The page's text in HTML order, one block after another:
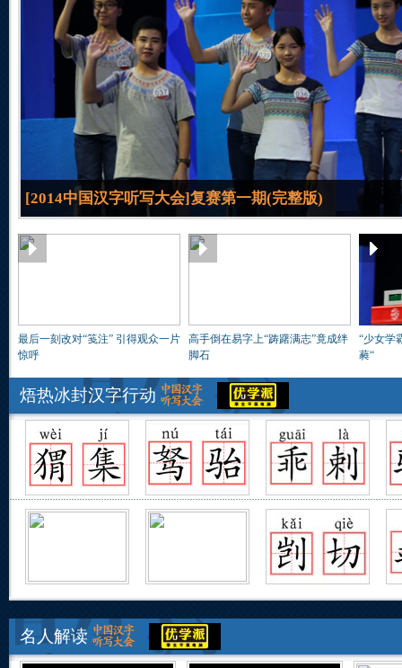
[2014中国汉字听写大会]复赛第一期(完整版)
最后一刻改对“笺注” 引得观众一片
惊呼
高手倒在易字上“踌躇满志”竟成绊
脚石
“少女学
蕤“
焐热冰封汉字行动
名人解读